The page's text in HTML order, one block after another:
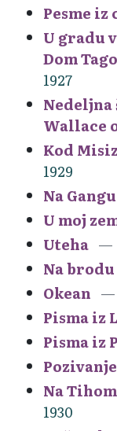
Pesme iz
U gradu
Dom
1927
Nedeljna
Wallace
Kod
1929
Na
U moj
Uteha
Na brodu
Okean
Pisma iz
Pisma iz
Pozivanje
Na
1930